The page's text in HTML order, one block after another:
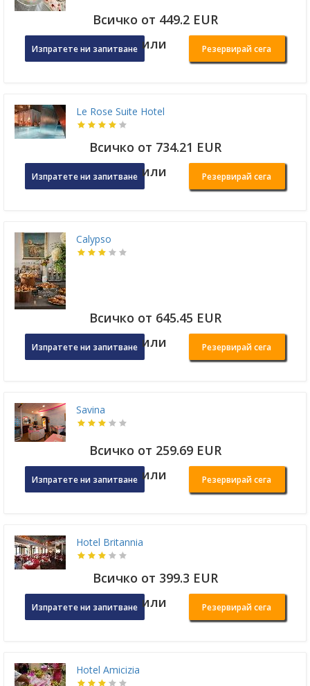
Всичко от 449.2 EUR
Изпратете ни запитване или Резервирай сега
Le Rose Suite Hotel
Всичко от 734.21 EUR
Изпратете ни запитване или Резервирай сега
Calypso
Всичко от 645.45 EUR
Изпратете ни запитване или Резервирай сега
Savina
Всичко от 259.69 EUR
Изпратете ни запитване или Резервирай сега
Hotel Britannia
Всичко от 399.3 EUR
Изпратете ни запитване или Резервирай сега
Hotel Amicizia